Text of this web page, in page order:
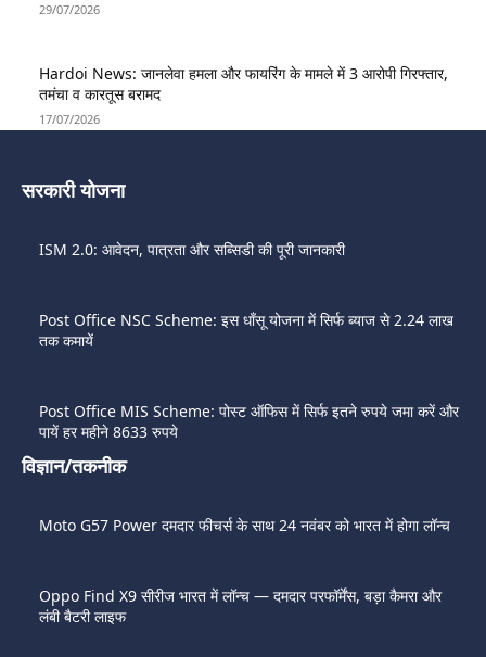
29/07/2026
Hardoi News: जानलेवा हमला और फायरिंग के मामले में 3 आरोपी गिरफ्तार,
तमंचा व कारतूस बरामद
17/07/2026
सरकारी योजना
ISM 2.0: आवेदन, पात्रता और सब्सिडी की पूरी जानकारी
Post Office NSC Scheme: इस धाँसू योजना में सिर्फ ब्याज से 2.24 लाख
तक कमायें
Post Office MIS Scheme: पोस्ट ऑफिस में सिर्फ इतने रुपये जमा करें और
पायें हर महीने 8633 रुपये
विज्ञान/तकनीक
Moto G57 Power दमदार फीचर्स के साथ 24 नवंबर को भारत में होगा लॉन्च
Oppo Find X9 सीरीज भारत में लॉन्च — दमदार परफॉर्मेंस, बड़ा कैमरा और
लंबी बैटरी लाइफ